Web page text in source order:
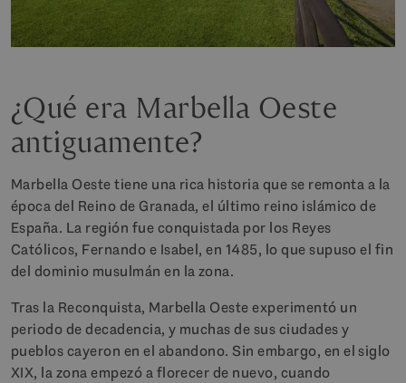
¿Qué era Marbella Oeste
antiguamente?
Marbella Oeste tiene una rica historia que se remonta a la
época del Reino de Granada, el último reino islámico de
España. La región fue conquistada por los Reyes
Católicos, Fernando e Isabel, en 1485, lo que supuso el fin
del dominio musulmán en la zona.
Tras la Reconquista, Marbella Oeste experimentó un
periodo de decadencia, y muchas de sus ciudades y
pueblos cayeron en el abandono. Sin embargo, en el siglo
XIX, la zona empezó a florecer de nuevo, cuando